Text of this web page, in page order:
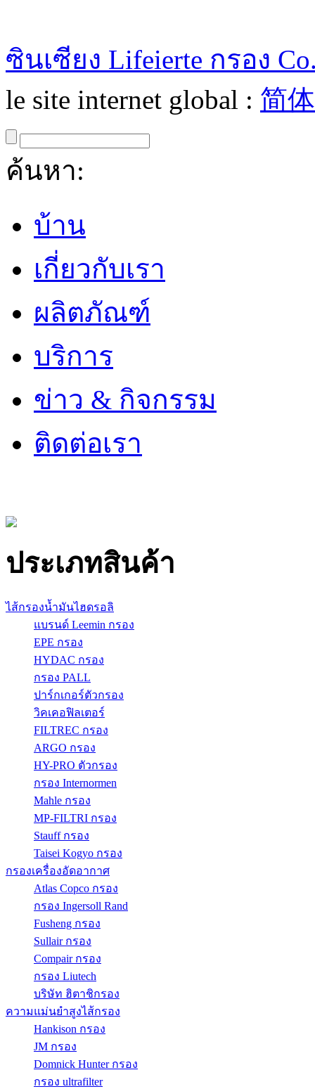
ซินเซียง Lifeierte กรอง
le site internet global : 简
ค้นหา:
บ้าน
เกี่ยวกับเรา
ผลิตภัณฑ์
บริการ
ข่าว & กิจกรรม
ติดต่อเรา
ประเภทสินค้า
ไส้กรองน้ำมันไฮดรอลิ
แบรนด์ Leemin กรอง
EPE กรอง
HYDAC กรอง
กรอง PALL
ปาร์กเกอร์ตัวกรอง
วิคเคอฟิลเตอร์
FILTREC กรอง
ARGO กรอง
HY-PRO ตัวกรอง
กรอง Internormen
Mahle กรอง
MP-FILTRI กรอง
Stauff กรอง
Taisei Kogyo กรอง
กรองเครื่องอัดอากาศ
Atlas Copco กรอง
กรอง Ingersoll Rand
Fusheng กรอง
Sullair กรอง
Compair กรอง
กรอง Liutech
บริษัท ฮิตาชิกรอง
ความแม่นยำสูงไส้กรอง
Hankison กรอง
JM กรอง
Domnick Hunter กรอง
กรอง ultrafilter